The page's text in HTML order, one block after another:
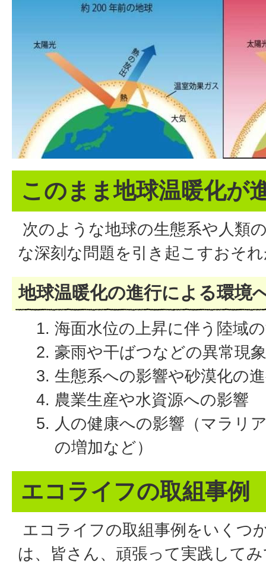
このまま地球温暖化が
次のような地球の生態系や人類
な深刻な問題を引き起こすおそ
地球温暖化の進行による環境
海面水位の上昇に伴う陸域
豪雨や干ばつなどの異常現
生態系への影響や砂漠化の
農業生産や水資源への影響
人の健康への影響（マラリ
の増加など）
エコライフの取組事例
エコライフの取組事例をいくつ
は、皆さん、頑張って実践して